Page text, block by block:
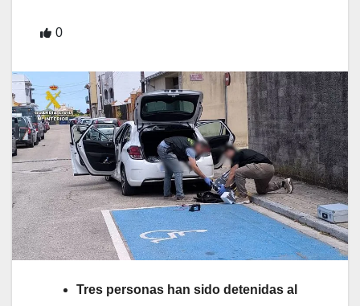
0
Tres personas han sido detenidas al